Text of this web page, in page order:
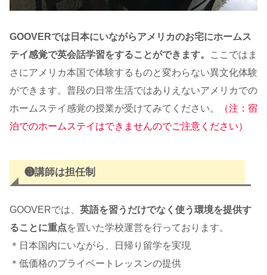
GOOVERでは日本にいながらアメリカのお宅にホームス
テイ感覚で英会話学習をすることができます。
ここではま
さにアメリカ本国で体験するものと変わらない異文化体験
ができます。普段の日常生活ではありえないアメリカでの
ホームステイ感覚の授業が受けてみてください。
（注：宿
泊でのホームステイはできませんのでご注意ください）
❸講師は担任制
GOOVERでは、 英語を習うだけでなく使う環境を提供す
ることに重点を置いた学校運営を行っております。
＊日本国内にいながら、日帰り留学を実現
＊低価格のプライベートレッスンの提供